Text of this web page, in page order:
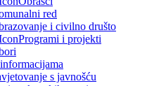
red
i civilno društo
Programi i projekti
s javnošću